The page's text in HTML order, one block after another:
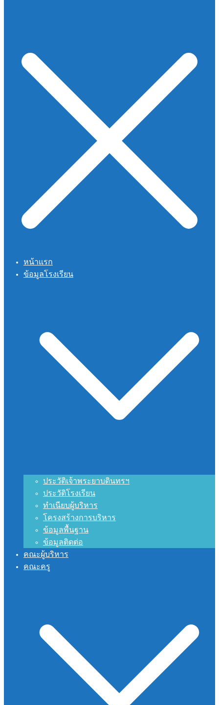
หน้าแรก
ข้อมูลโรงเรียน
ประวัติเจ้าพระยาบดินทรฯ
ประวัติโรงเรียน
ทำเนียบผู้บริหาร
โครงสร้างการบริหาร
ข้อมูลพื้นฐาน
ข้อมูลติดต่อ
คณะผู้บริหาร
คณะครู